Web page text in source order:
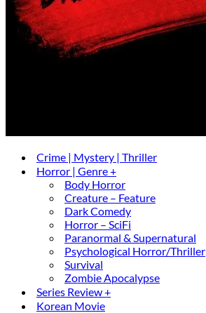
Crime | Mystery | Thriller
Horror | Genre +
Body Horror
Creature – Feature
Dark Comedy
Horror – SciFi
Paranormal & Supernatural
Psychological Horror/Thriller
Survival
Zombie Apocalypse
Series Review +
Korean Movie